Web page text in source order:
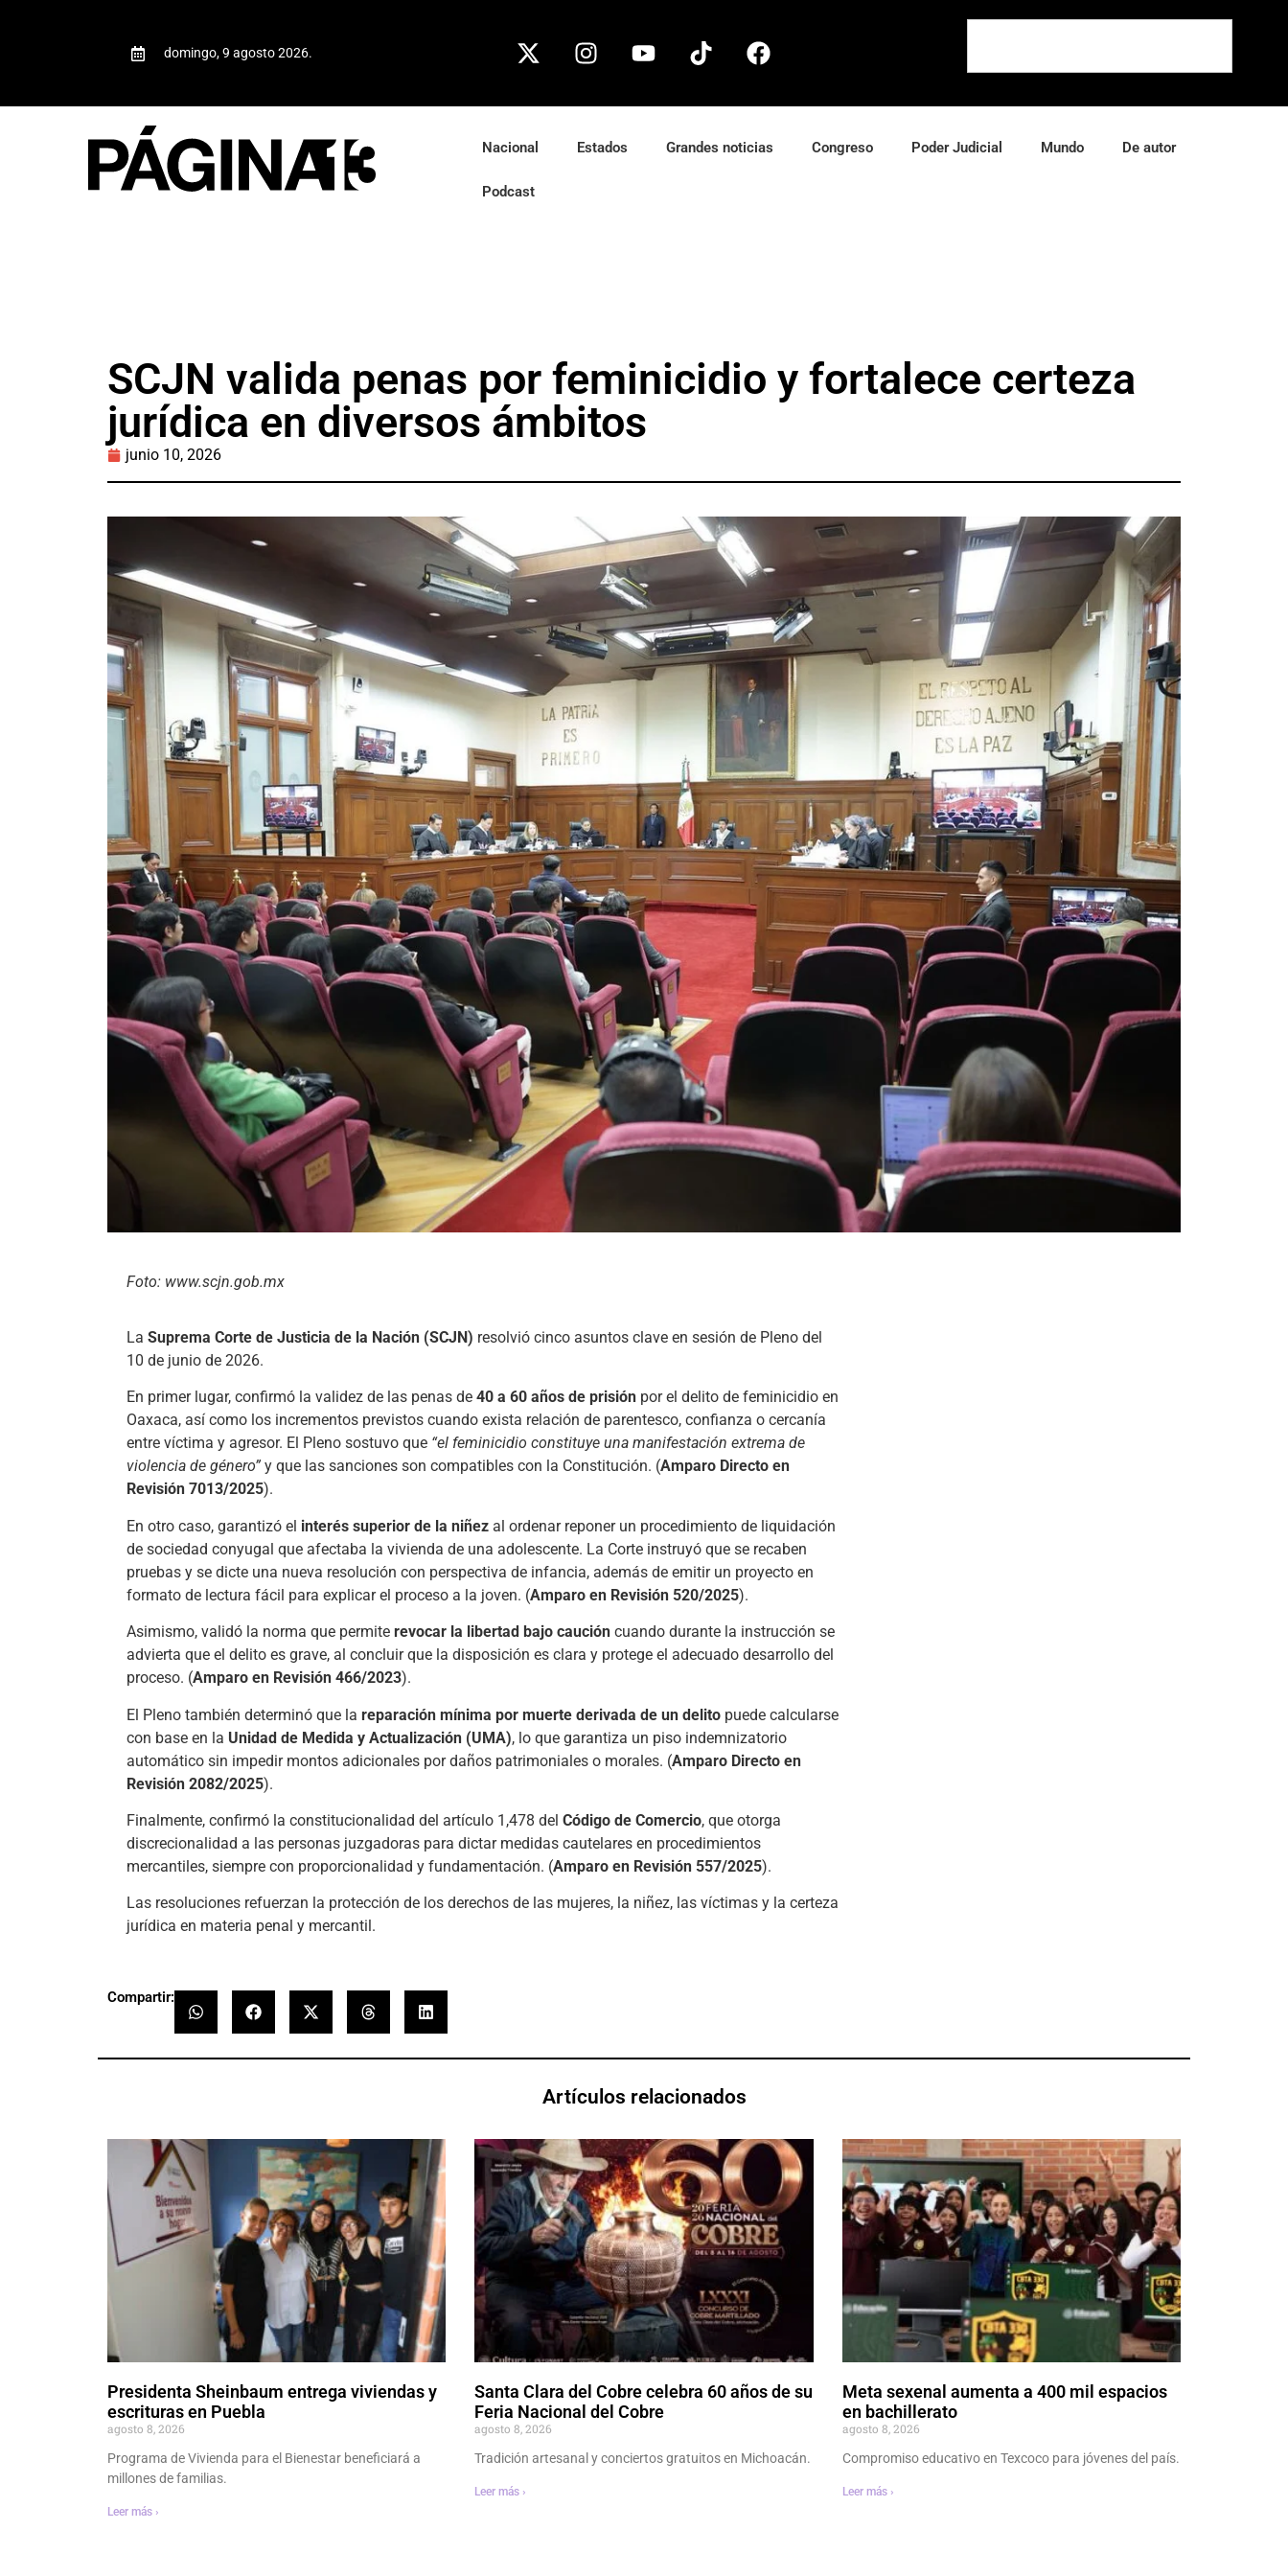
domingo, 9 agosto 2026.
Nacional Estados Grandes noticias Congreso Poder Judicial Mundo De autor
Podcast
SCJN valida penas por feminicidio y fortalece certeza
jurídica en diversos ámbitos
junio 10, 2026
Foto: www.scjn.gob.mx
La Suprema Corte de Justicia de la Nación (SCJN) resolvió cinco asuntos clave en sesión de Pleno del
10 de junio de 2026.
En primer lugar, confirmó la validez de las penas de 40 a 60 años de prisión por el delito de feminicidio en
Oaxaca, así como los incrementos previstos cuando exista relación de parentesco, confianza o cercanía
entre víctima y agresor. El Pleno sostuvo que “el feminicidio constituye una manifestación extrema de
violencia de género” y que las sanciones son compatibles con la Constitución. (Amparo Directo en
Revisión 7013/2025).
En otro caso, garantizó el interés superior de la niñez al ordenar reponer un procedimiento de liquidación
de sociedad conyugal que afectaba la vivienda de una adolescente. La Corte instruyó que se recaben
pruebas y se dicte una nueva resolución con perspectiva de infancia, además de emitir un proyecto en
formato de lectura fácil para explicar el proceso a la joven. (Amparo en Revisión 520/2025).
Asimismo, validó la norma que permite revocar la libertad bajo caución cuando durante la instrucción se
advierta que el delito es grave, al concluir que la disposición es clara y protege el adecuado desarrollo del
proceso. (Amparo en Revisión 466/2023).
El Pleno también determinó que la reparación mínima por muerte derivada de un delito puede calcularse
con base en la Unidad de Medida y Actualización (UMA), lo que garantiza un piso indemnizatorio
automático sin impedir montos adicionales por daños patrimoniales o morales. (Amparo Directo en
Revisión 2082/2025).
Finalmente, confirmó la constitucionalidad del artículo 1,478 del Código de Comercio, que otorga
discrecionalidad a las personas juzgadoras para dictar medidas cautelares en procedimientos
mercantiles, siempre con proporcionalidad y fundamentación. (Amparo en Revisión 557/2025).
Las resoluciones refuerzan la protección de los derechos de las mujeres, la niñez, las víctimas y la certeza
jurídica en materia penal y mercantil.
Compartir:
Artículos relacionados
Presidenta Sheinbaum entrega viviendas y
escrituras en Puebla
agosto 8, 2026
Programa de Vivienda para el Bienestar beneficiará a
millones de familias.
Leer más ›
Santa Clara del Cobre celebra 60 años de su
Feria Nacional del Cobre
agosto 8, 2026
Tradición artesanal y conciertos gratuitos en Michoacán.
Leer más ›
Meta sexenal aumenta a 400 mil espacios
en bachillerato
agosto 8, 2026
Compromiso educativo en Texcoco para jóvenes del país.
Leer más ›